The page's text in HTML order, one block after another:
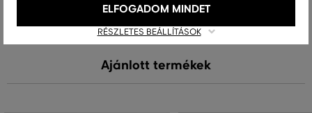
Ajánlott termékek
RÉSZLETES BEÁLLÍTÁSOK
ELFOGADOM MINDET